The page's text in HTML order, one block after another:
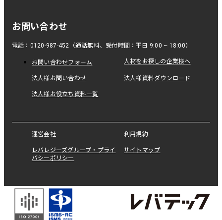
お問い合わせ
電話：0120-987-452（通話無料、受付時間：平日 9:00 ~ 18:00）
お問い合わせフォーム 人材をお探しの企業様へ
法人様お問い合わせ 法人様資料ダウンロード
法人様お役立ち資料一覧
運営会社 利用規約
レバレジーズグループ・プライ
バシーポリシー
サイトマップ